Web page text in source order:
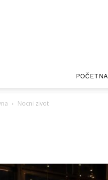
POČETNA
Nocni zivot